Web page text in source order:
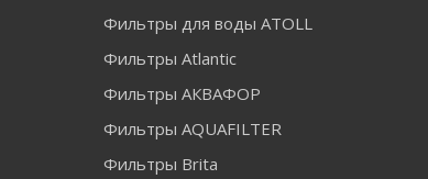
Фильтры для воды ATOLL
Фильтры Atlantic
Фильтры АКВАФОР
Фильтры AQUAFILTER
Фильтры Brita